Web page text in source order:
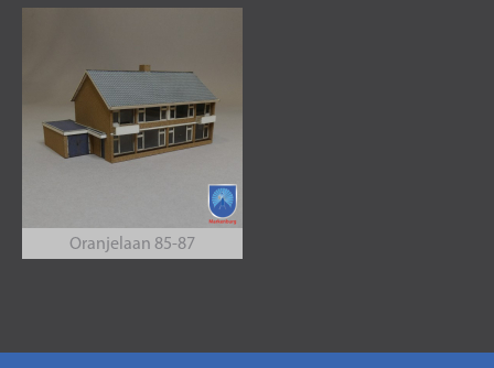
Oranjelaan 85-87